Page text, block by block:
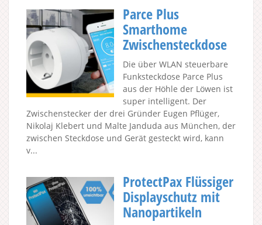
Parce Plus
Smarthome
Zwischensteckdose
Die über WLAN steuerbare
Funksteckdose Parce Plus
aus der Höhle der Löwen ist
super intelligent. Der
Zwischenstecker der drei Gründer Eugen Pflüger,
Nikolaj Klebert und Malte Janduda aus München, der
zwischen Steckdose und Gerät gesteckt wird, kann
v...
ProtectPax Flüssiger
Displayschutz mit
Nanopartikeln